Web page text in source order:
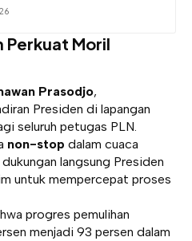
Perkuat Moril
Prasodjo,
Presiden di lapangan
seluruh petugas PLN.
non-stop dalam cuaca
langsung Presiden
untuk mempercepat proses
progres pemulihan
menjadi 93 persen dalam